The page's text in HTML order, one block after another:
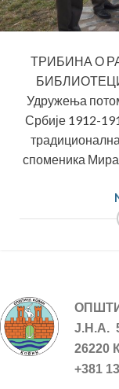
ТРИБИНА О
БИБЛИОТЕЦИ
Удружења
Србије 1912-
споменика
Ј.Н.А.
26220
+381